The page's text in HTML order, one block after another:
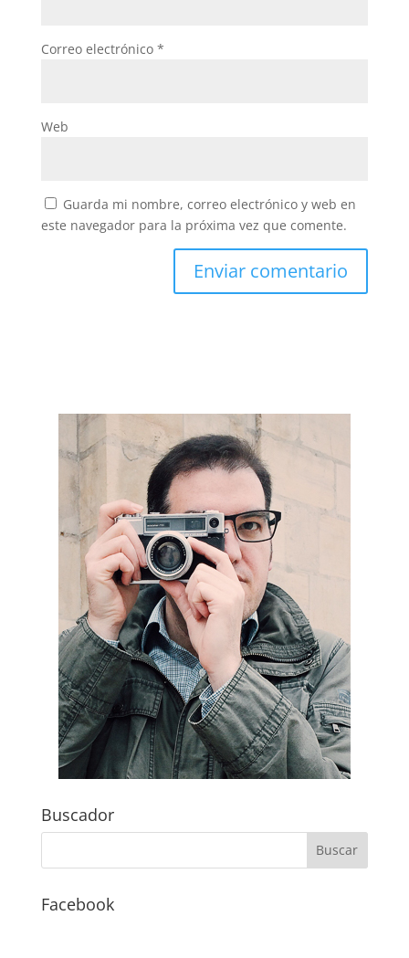
Correo electrónico *
Web
Guarda mi nombre, correo electrónico y web en
este navegador para la próxima vez que comente.
Buscador
Facebook